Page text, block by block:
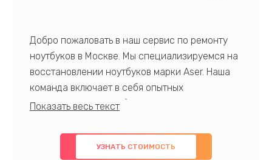
Добро пожаловать в наш сервис по ремонту
ноутбуков в Москве. Мы специализируемся на
восстановлении ноутбуков марки Aser. Наша
команда включает в себя опытных
профессионалов с обширными знаниями и
предлагаем быстрый и качественный ремонт с
использованием оригинальных компонентов, а
УЗНАТЬ СТОИМОСТЬ